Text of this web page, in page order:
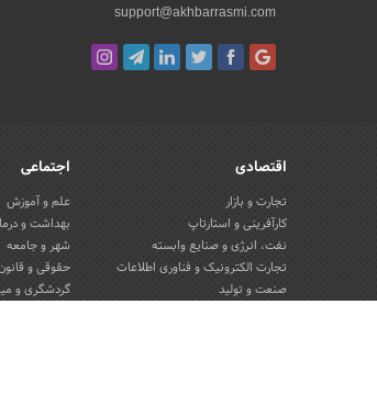
support@akhbarrasmi.com
اقتصادی
تجارت و بازار
کارآفرینی و استارتاپ
نفت، انرژی و صنایع وابسته
تجارت الکترونیک و فناوری اطلاعات
صنعت و تولید
اجتماعی
علم و آموزش
بهداشت و
شهر و جامعه
حقوقی و
گردشگری و